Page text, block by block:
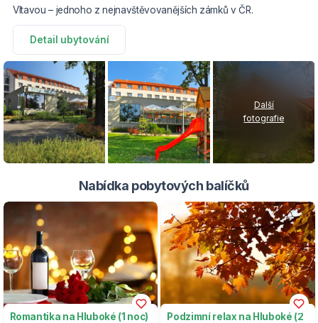
Vltavou – jednoho z nejnavštěvovanějších zámků v ČR.
Detail ubytování
Další
fotografie
Nabídka pobytových balíčků
Romantika na Hluboké (1 noc)
Podzimní relax na Hluboké (2